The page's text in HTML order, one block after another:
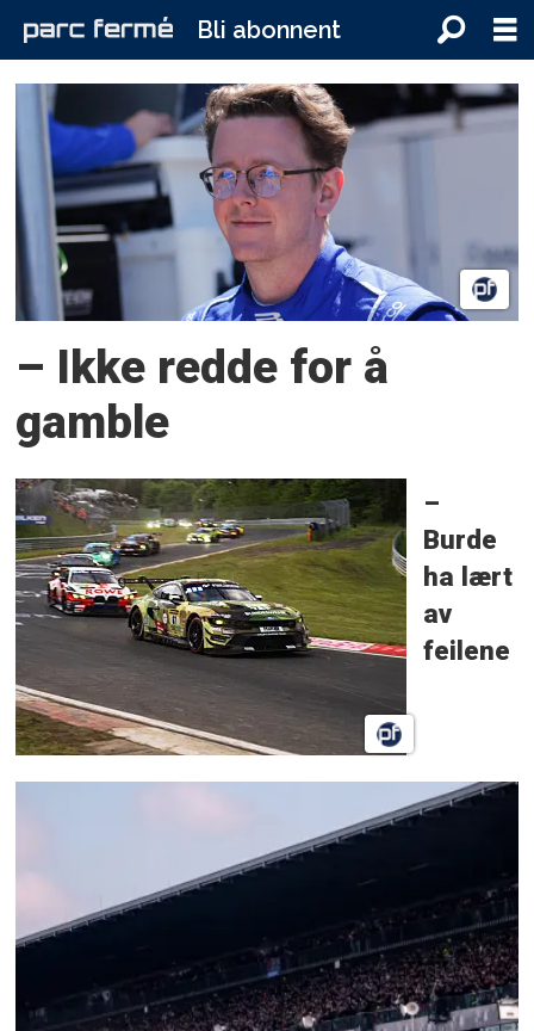
Bli abonnent
Tag:
Racing
– Ikke redde for å
gamble
–
Burde
ha lært
av
feilene